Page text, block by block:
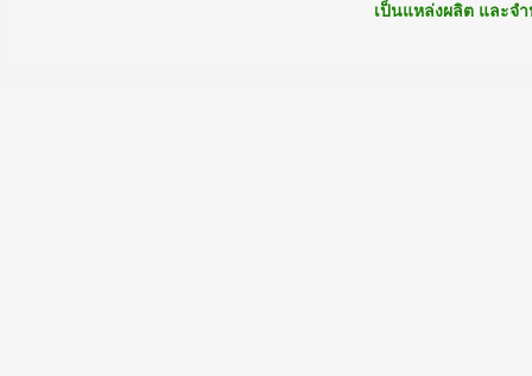
เป็นแหล่งผลิต และจ